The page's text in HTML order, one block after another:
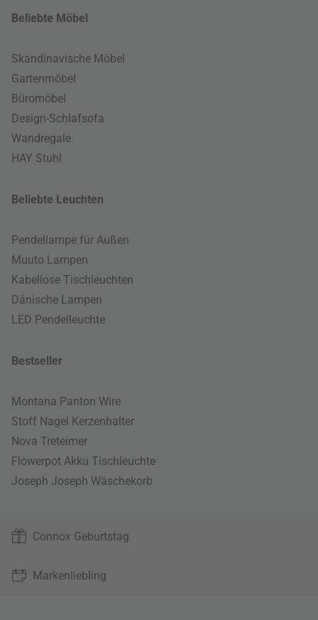
Beliebte Möbel
Skandinavische Möbel
Gartenmöbel
Büromöbel
Design-Schlafsofa
Wandregale
HAY Stuhl
Beliebte Leuchten
Pendellampe für Außen
Muuto Lampen
Kabellose Tischleuchten
Dänische Lampen
LED Pendelleuchte
Bestseller
Montana Panton Wire
Stoff Nagel Kerzenhalter
Nova Treteimer
Flowerpot Akku Tischleuchte
Joseph Joseph Wäschekorb
Connox Geburtstag
Markenliebling